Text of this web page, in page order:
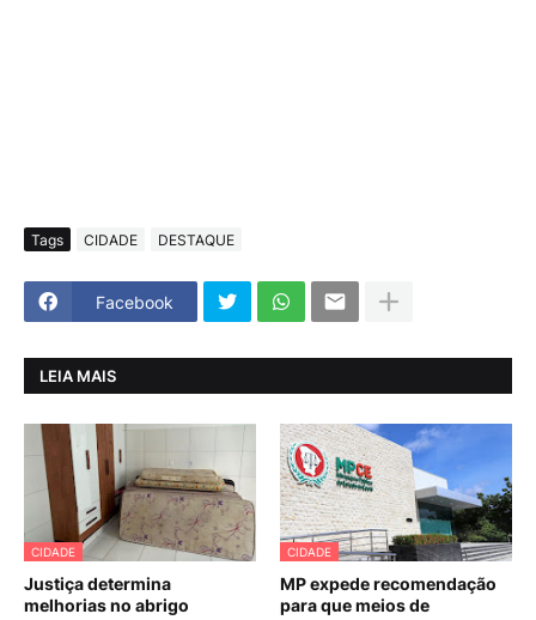
Tags CIDADE DESTAQUE
Facebook
LEIA MAIS
CIDADE
Justiça determina
melhorias no abrigo
CIDADE
MP expede recomendação
para que meios de